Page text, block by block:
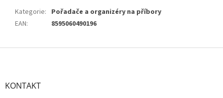
Kategorie: Pořadače a organizéry na příbory
EAN: 8595060490196
Z
KONTAKT